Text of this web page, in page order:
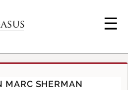
MARC SHERMAN